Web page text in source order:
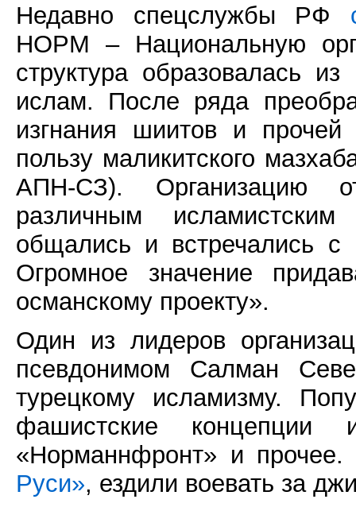
Недавно спецслужбы РФ
НОРМ – Национальную
структура образовалась
ислам. После ряда
изгнания шиитов и
пользу маликитского
АПН-СЗ). Организацию
различным
общались и встречались с
Огромное значение
османскому проекту».
Один из лидеров
псевдонимом Салман
турецкому исламизму.
фашистские
«Норманнфронт» и
Руси», ездили воевать за